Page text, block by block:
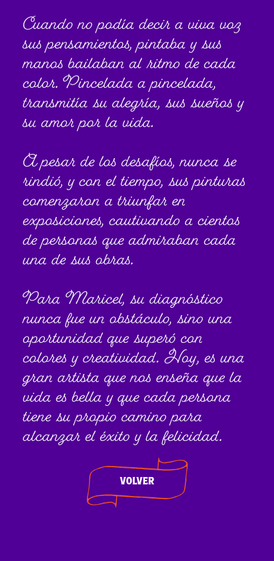
Cuando no podía decir a viva voz
sus pensamientos, pintaba y sus
manos bailaban al ritmo de cada
color. Pincelada a pincelada,
transmitía su alegría, sus sueños y
su amor por la vida.
A pesar de los desafíos, nunca se
rindió, y con el tiempo, sus pinturas
comenzaron a triunfar en
exposiciones, cautivando a cientos
de personas que admiraban cada
una de sus obras.
Para Maricel, su diagnóstico
nunca fue un obstáculo, sino una
oportunidad que superó con
colores y creatividad. Hoy, es una
gran artista que nos enseña que la
vida es bella y que cada persona
tiene su propio camino para
alcanzar el éxito y la felicidad.
VOLVER